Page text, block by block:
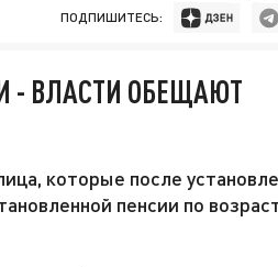
ПОДПИШИТЕСЬ:
- ВЛАСТИ ОБЕЩАЮТ
которые после
пенсии по